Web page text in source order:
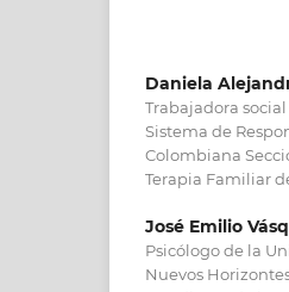
Daniela
Trabajadora
Sistema de
Colombiana
Terapia Familiar
José Emilio
Psicólogo de la
Nuevos